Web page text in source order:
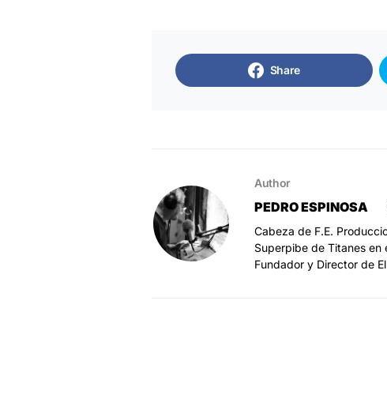
Share
Author
PEDRO ESPINOSA
Cabeza de F.E.
Superpibe de Titanes en
Fundador y Director de